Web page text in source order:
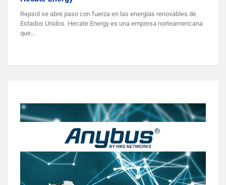
Repsol se abre paso con fuerza en las energías renovables de
Estados Unidos. Hecate Energy es una empresa norteamericana
que…